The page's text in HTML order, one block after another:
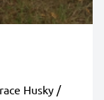
Husky /